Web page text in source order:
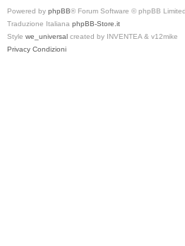
Powered by phpBB® Forum Software © phpBB Limited
Traduzione Italiana phpBB-Store.it
Style we_universal created by INVENTEA & v12mike
Privacy Condizioni